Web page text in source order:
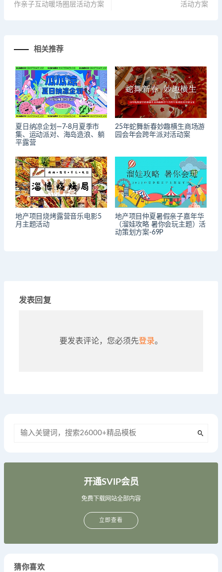
作亲子互动暖场圈层活动方案
活动方案
相关推荐
夏日纳凉企划—7-8月夏季市
集、运动派对、海岛造浪、躺
平露营
25年蛇舞新春妙趣横生商场游
园会年会跨年派对活动案
地产项目烧烤露营音乐电影5
月主题活动
地产项目仲夏暑假亲子嘉年华
（溜娃攻略 暑你会玩主题）活
动策划方案-69P
发表回复
要发表评论，您必须先登录。
开通SVIP会员
免费下载网站全部内容
立即查看
猜你喜欢